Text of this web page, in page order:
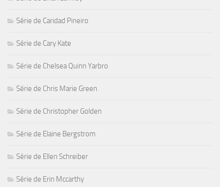
Série de Caridad Pineiro
Série de Cary Kate
Série de Chelsea Quinn Yarbro
Série de Chris Marie Green
Série de Christopher Golden
Série de Elaine Bergstrom
Série de Ellen Schreiber
Série de Erin Mccarthy